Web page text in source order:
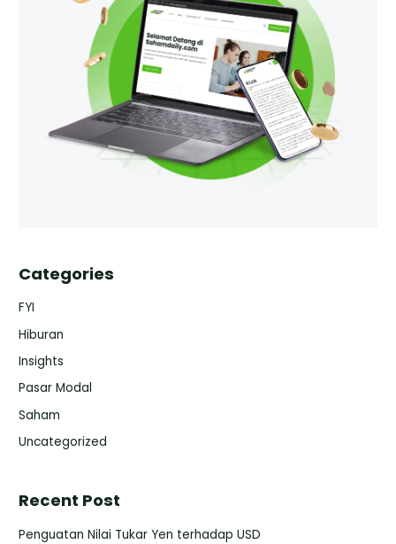
Categories
FYI
Hiburan
Insights
Pasar Modal
Saham
Uncategorized
Recent Post
Penguatan Nilai Tukar Yen terhadap USD